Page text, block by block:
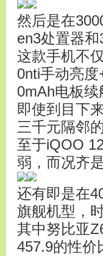
然后是在
en3处置器
这款手机不
0nti手动亮
0mAh电板续
即使到目下
三千元隔邻
至于iQOO
弱，而况齐
还有即是在
旗舰机型，
其中努比亚
457.9的性价